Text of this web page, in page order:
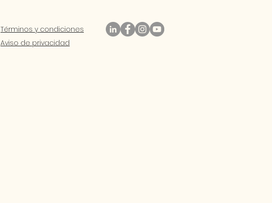
Términos y condiciones
Aviso de privacidad